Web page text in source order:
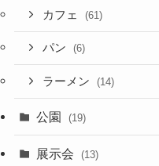
カフェ (61)
パン (6)
ラーメン (14)
公園 (19)
展示会 (13)